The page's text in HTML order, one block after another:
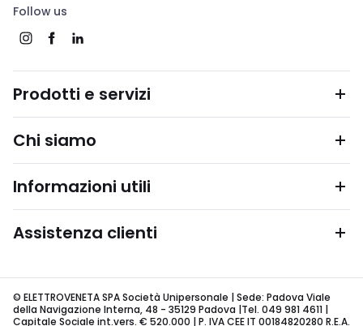
Follow us
Prodotti e servizi
Chi siamo
Informazioni utili
Assistenza clienti
© ELETTROVENETA SPA Società Unipersonale | Sede: Padova Viale
della Navigazione Interna, 48 - 35129 Padova |Tel. 049 981 4611 |
Capitale Sociale int.vers. € 520.000 | P. IVA CEE IT 00184820280 R.E.A.